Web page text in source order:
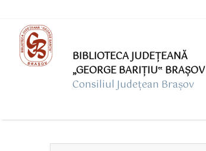
BIBLIOTECA JUDEȚEANĂ
„GEORGE BARIŢIU‟ BRAŞOV
Consiliul Județean Brașov